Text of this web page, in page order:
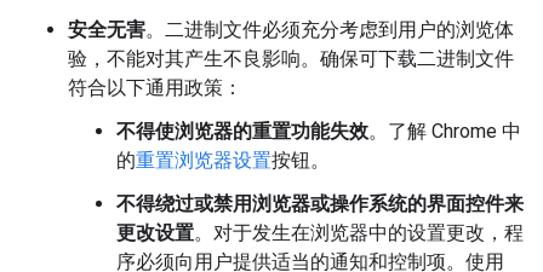
安全无害。二进制文件必须充分考虑到用户的浏览体
验，不能对其产生不良影响。确保可下载二进制文件
符合以下通用政策：
不得使浏览器的重置功能失效。了解 Chrome 中
的重置浏览器设置按钮。
不得绕过或禁用浏览器或操作系统的界面控件来
更改设置。对于发生在浏览器中的设置更改，程
序必须向用户提供适当的通知和控制项。使用